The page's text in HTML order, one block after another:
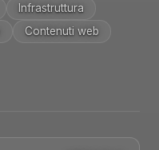
Infrastruttura
Contenuti web